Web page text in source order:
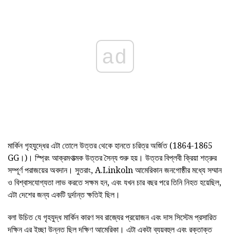
ad
মার্কিন গৃহযুদ্ধেরএটা তোলে উত্তর থেকে হানতে চরিত্র অর্জিত (1864-1865
GG।)। স্প্রিং আক্রমণাত্মক উত্তর সৈন্য শুরু হয়। উত্তর বিপ্লবী ক্রিয়া শত্রুর
সম্পূর্ণ পরাজয়ের অবদান। সুতরাং, A.Linkoln আমেরিকান জনগোষ্ঠীর মধ্যে সম্মান
ও বিশ্বাসযোগ্যতা লাভ করতে সক্ষম হন, এবং যখন চার বছর পরে তিনি নিহত হয়েছিল,
এটা দেশের জন্য একটি দুর্দান্ত ক্ষতিই ছিল।
বলা উচিত যে গৃহযুদ্ধ মার্কিনকারণ সব রাজ্যের প্রয়োজন এবং দাস সিস্টেম প্রসারিত
দক্ষিন এর ইচ্ছা উন্নত ছিল দক্ষিণ আমেরিকা। এটা একটা ব্যয়বহুল এবং রক্তাক্ত